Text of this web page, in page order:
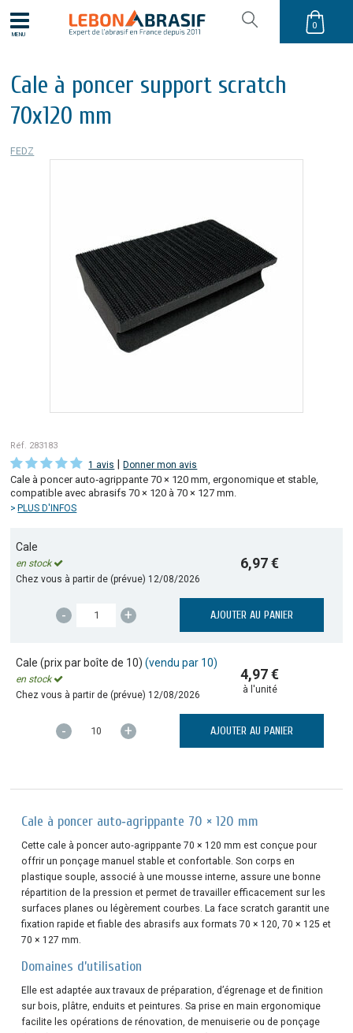
MENU
0
Cale à poncer support scratch
70x120 mm
FEDZ
Réf. 283183
1 avis |Donner mon avis
Cale à poncer auto‑agrippante 70 × 120 mm, ergonomique et stable,
compatible avec abrasifs 70 × 120 à 70 × 127 mm.
PLUS D'INFOS
Cale
en stock
Chez vous à partir de (prévue) 12/08/2026
6,97 €
- + AJOUTER AU PANIER
Cale (prix par boîte de 10)(vendu par 10)
en stock
Chez vous à partir de (prévue) 12/08/2026
4,97 €
à l'unité
- + AJOUTER AU PANIER
Cale à poncer auto‑agrippante 70 × 120 mm
Cette cale à poncer auto‑agrippante 70 × 120 mm est conçue pour
offrir un ponçage manuel stable et confortable. Son corps en
plastique souple, associé à une mousse interne, assure une bonne
répartition de la pression et permet de travailler efficacement sur les
surfaces planes ou légèrement courbes. La face scratch garantit une
fixation rapide et fiable des abrasifs aux formats 70 × 120, 70 × 125 et
70 × 127 mm.
Domaines d’utilisation
Elle est adaptée aux travaux de préparation, d’égrenage et de finition
sur bois, plâtre, enduits et peintures. Sa prise en main ergonomique
facilite les opérations de rénovation, de menuiserie ou de ponçage